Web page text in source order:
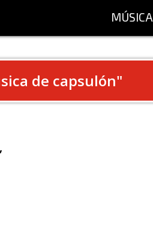
MÚSICA
de capsulón"